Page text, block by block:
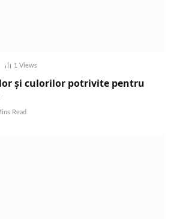
1 Views
și culorilor potrivite pentru
Read